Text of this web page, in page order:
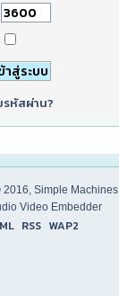
หัสผ่าน?
2016, Simple Machines
Video Embedder
RSS WAP2